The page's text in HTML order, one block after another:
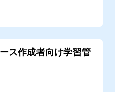
としています。
ス作成者向け学習管